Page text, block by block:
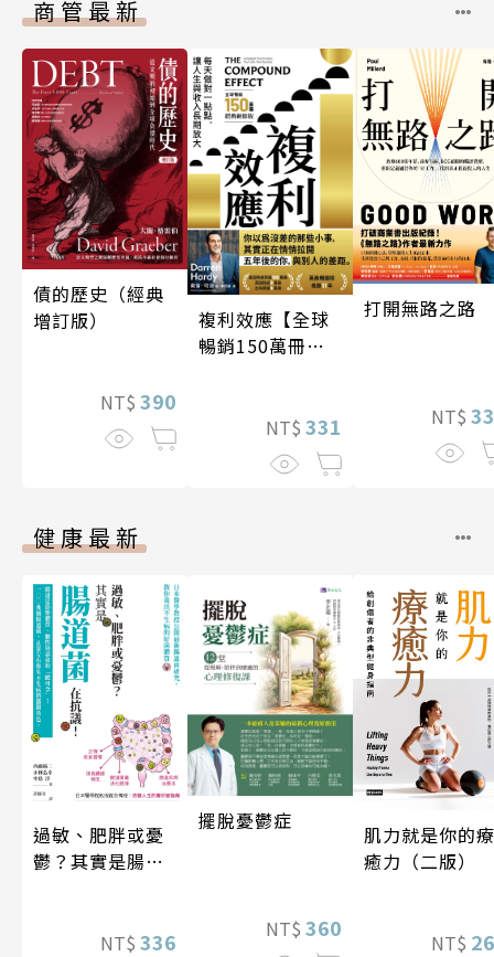
商管最新
債的歷史（經典
增訂版）
NT$ 390
複利效應【全球
暢銷150萬冊・
NT$ 331
打開無路之路
NT$
健康最新
過敏、肥胖或憂
鬱？其實是腸道
NT$ 336
擺脫憂鬱症
NT$ 360
肌力就是你的療
癒力（二版）
NT$